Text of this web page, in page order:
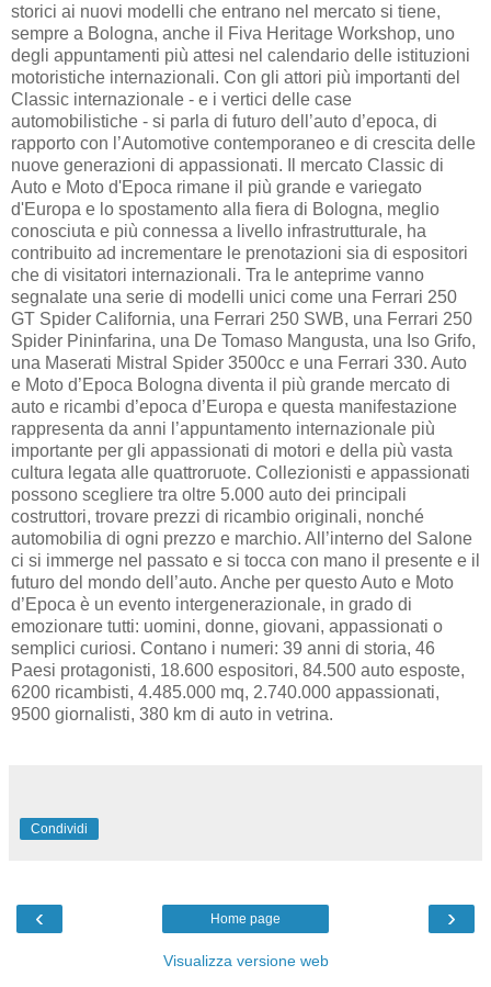
storici ai nuovi modelli che entrano nel mercato si tiene,
sempre a Bologna, anche il Fiva Heritage Workshop, uno
degli appuntamenti più attesi nel calendario delle istituzioni
motoristiche internazionali. Con gli attori più importanti del
Classic internazionale - e i vertici delle case
automobilistiche - si parla di futuro dell’auto d’epoca, di
rapporto con l’Automotive contemporaneo e di crescita delle
nuove generazioni di appassionati. Il mercato Classic di
Auto e Moto d'Epoca rimane il più grande e variegato
d'Europa e lo spostamento alla fiera di Bologna, meglio
conosciuta e più connessa a livello infrastrutturale, ha
contribuito ad incrementare le prenotazioni sia di espositori
che di visitatori internazionali. Tra le anteprime vanno
segnalate una serie di modelli unici come una Ferrari 250
GT Spider California, una Ferrari 250 SWB, una Ferrari 250
Spider Pininfarina, una De Tomaso Mangusta, una Iso Grifo,
una Maserati Mistral Spider 3500cc e una Ferrari 330. Auto
e Moto d’Epoca Bologna diventa il più grande mercato di
auto e ricambi d’epoca d’Europa e questa manifestazione
rappresenta da anni l’appuntamento internazionale più
importante per gli appassionati di motori e della più vasta
cultura legata alle quattroruote. Collezionisti e appassionati
possono scegliere tra oltre 5.000 auto dei principali
costruttori, trovare prezzi di ricambio originali, nonché
automobilia di ogni prezzo e marchio. All’interno del Salone
ci si immerge nel passato e si tocca con mano il presente e il
futuro del mondo dell’auto. Anche per questo Auto e Moto
d’Epoca è un evento intergenerazionale, in grado di
emozionare tutti: uomini, donne, giovani, appassionati o
semplici curiosi. Contano i numeri: 39 anni di storia, 46
Paesi protagonisti, 18.600 espositori, 84.500 auto esposte,
6200 ricambisti, 4.485.000 mq, 2.740.000 appassionati,
9500 giornalisti, 380 km di auto in vetrina.
Condividi
‹ ›
Home page
Visualizza versione web